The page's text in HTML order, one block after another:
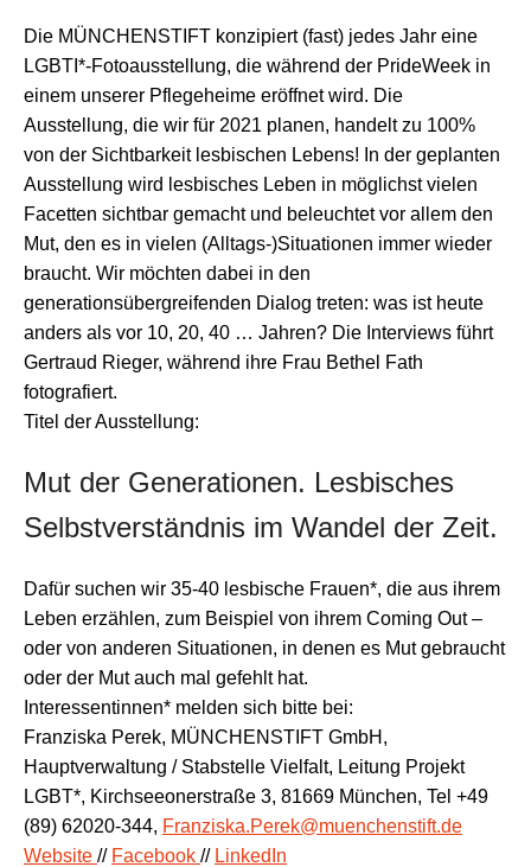
Die MÜNCHENSTIFT konzipiert (fast) jedes Jahr eine
LGBTI*-Fotoausstellung, die während der PrideWeek in
einem unserer Pflegeheime eröffnet wird. Die
Ausstellung, die wir für 2021 planen, handelt zu 100%
von der Sichtbarkeit lesbischen Lebens! In der geplanten
Ausstellung wird lesbisches Leben in möglichst vielen
Facetten sichtbar gemacht und beleuchtet vor allem den
Mut, den es in vielen (Alltags-)Situationen immer wieder
braucht. Wir möchten dabei in den
generationsübergreifenden Dialog treten: was ist heute
anders als vor 10, 20, 40 … Jahren? Die Interviews führt
Gertraud Rieger, während ihre Frau Bethel Fath
fotografiert.
Titel der Ausstellung:
Mut der Generationen. Lesbisches
Selbstverständnis im Wandel der Zeit.
Dafür suchen wir 35-40 lesbische Frauen*, die aus ihrem
Leben erzählen, zum Beispiel von ihrem Coming Out –
oder von anderen Situationen, in denen es Mut gebraucht
oder der Mut auch mal gefehlt hat.
Interessentinnen* melden sich bitte bei:
Franziska Perek, MÜNCHENSTIFT GmbH,
Hauptverwaltung / Stabstelle Vielfalt, Leitung Projekt
LGBT*, Kirchseeonerstraße 3, 81669 München, Tel +49
(89) 62020-344, Franziska.Perek@muenchenstift.de
Website // Facebook // LinkedIn